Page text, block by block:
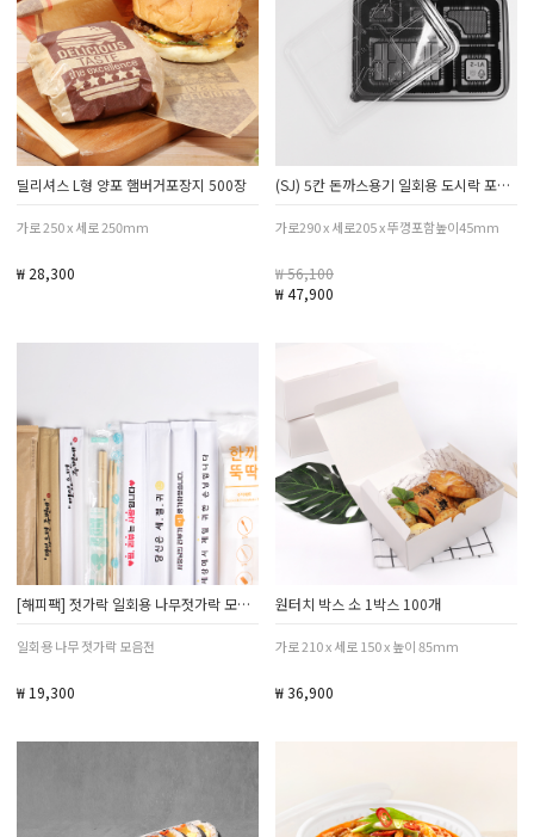
딜리셔스 L형 양포 햄버거포장지 500장
가로 250 x 세로 250mm
₩ 28,300
(SJ) 5칸 돈까스용기 일회용 도시락 포장 200세트
가로290 x 세로205 x 뚜껑포함높이45mm
₩ 56,100
₩ 47,900
[해피팩] 젓가락 일회용 나무젓가락 모음전
일회용 나무 젓가락 모음전
₩ 19,300
원터치 박스 소 1박스 100개
가로 210 x 세로 150 x 높이 85mm
₩ 36,900